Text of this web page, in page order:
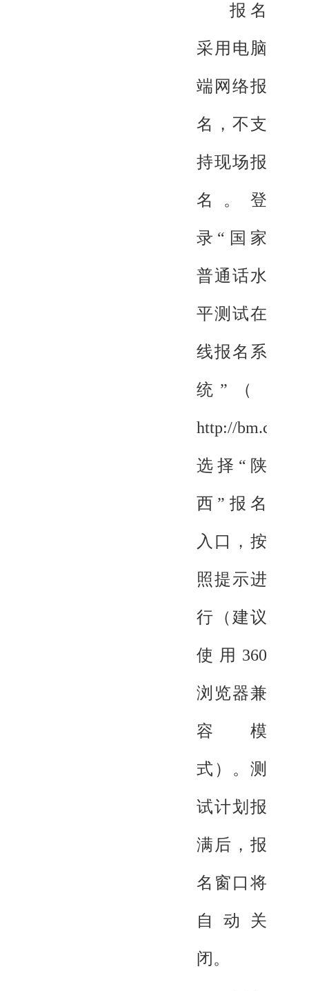
报名
采用电脑
端网络报
名，不支
持现场报
名。登
录“国家
普通话水
平测试在
线报名系
统”（
http://
选择“陕
西”报名
入口，按
照提示进
行（建议
使用360
浏览器兼
容模
式）。测
试计划报
满后，报
名窗口将
自动关
闭。